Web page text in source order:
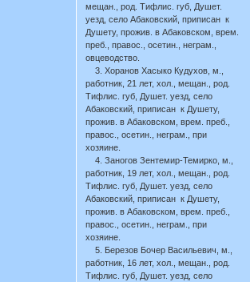
мещан., род. Тифлис. губ, Душет.
уезд, село Абаковский, приписан к
Душету, прожив. в Абаковском, врем.
преб., правос., осетин., неграм.,
овцеводство.
3. Хоранов Хасыко Кудухов, м.,
работник, 21 лет, хол., мещан., род.
Тифлис. губ, Душет. уезд, село
Абаковский, приписан к Душету,
прожив. в Абаковском, врем. преб.,
правос., осетин., неграм., при
хозяине.
4. Заногов Зентемир-Темирко, м.,
работник, 19 лет, хол., мещан., род.
Тифлис. губ, Душет. уезд, село
Абаковский, приписан к Душету,
прожив. в Абаковском, врем. преб.,
правос., осетин., неграм., при
хозяине.
5. Березов Бочер Васильевич, м.,
работник, 16 лет, хол., мещан., род.
Тифлис. губ, Душет. уезд, село